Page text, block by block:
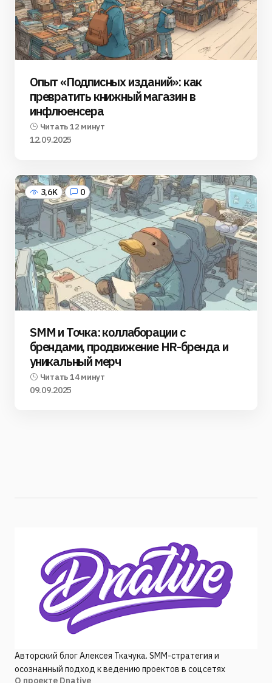
Опыт «Подписных изданий»: как
превратить книжный магазин в
инфлюенсера
Читать 12 минут
12.09.2025
3,6K 0
SMM и Точка: коллаборации с
брендами, продвижение HR-бренда и
уникальный мерч
Читать 14 минут
09.09.2025
Авторский блог Алексея Ткачука. SMM-стратегия и
осознанный подход к ведению проектов в соцсетях
О проекте Dnative